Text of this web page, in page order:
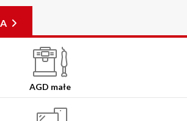
AGD małe